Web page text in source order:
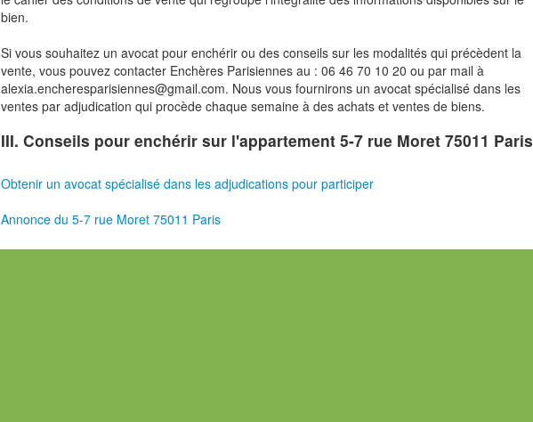
bien.
Si vous souhaitez un avocat pour enchérir ou des conseils sur les modalités qui précèdent la
vente, vous pouvez contacter Enchères Parisiennes au : 06 46 70 10 20 ou par mail à
alexia.encheresparisiennes@gmail.com. Nous vous fournirons un avocat spécialisé dans les
ventes par adjudication qui procède chaque semaine à des achats et ventes de biens.
III. Conseils pour enchérir sur l'appartement 5-7 rue Moret 75011 Paris
Obtenir un avocat spécialisé dans les adjudications pour participer
Annonce du 5-7 rue Moret 75011 Paris